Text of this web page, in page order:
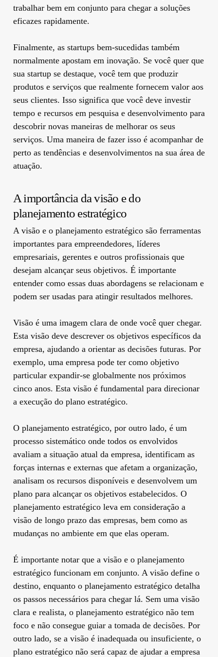
trabalhar bem em conjunto para chegar a soluções
eficazes rapidamente.
Finalmente, as startups bem-sucedidas também
normalmente apostam em inovação. Se você quer que
sua startup se destaque, você tem que produzir
produtos e serviços que realmente fornecem valor aos
seus clientes. Isso significa que você deve investir
tempo e recursos em pesquisa e desenvolvimento para
descobrir novas maneiras de melhorar os seus
serviços. Uma maneira de fazer isso é acompanhar de
perto as tendências e desenvolvimentos na sua área de
atuação.
A importância da visão e do
planejamento estratégico
A visão e o planejamento estratégico são ferramentas
importantes para empreendedores, líderes
empresariais, gerentes e outros profissionais que
desejam alcançar seus objetivos. É importante
entender como essas duas abordagens se relacionam e
podem ser usadas para atingir resultados melhores.
Visão é uma imagem clara de onde você quer chegar.
Esta visão deve descrever os objetivos específicos da
empresa, ajudando a orientar as decisões futuras. Por
exemplo, uma empresa pode ter como objetivo
particular expandir-se globalmente nos próximos
cinco anos. Esta visão é fundamental para direcionar
a execução do plano estratégico.
O planejamento estratégico, por outro lado, é um
processo sistemático onde todos os envolvidos
avaliam a situação atual da empresa, identificam as
forças internas e externas que afetam a organização,
analisam os recursos disponíveis e desenvolvem um
plano para alcançar os objetivos estabelecidos. O
planejamento estratégico leva em consideração a
visão de longo prazo das empresas, bem como as
mudanças no ambiente em que elas operam.
É importante notar que a visão e o planejamento
estratégico funcionam em conjunto. A visão define o
destino, enquanto o planejamento estratégico detalha
os passos necessários para chegar lá. Sem uma visão
clara e realista, o planejamento estratégico não tem
foco e não consegue guiar a tomada de decisões. Por
outro lado, se a visão é inadequada ou insuficiente, o
plano estratégico não será capaz de ajudar a empresa